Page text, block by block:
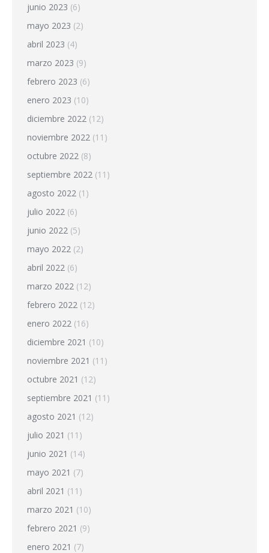
junio 2023 (6)
mayo 2023 (2)
abril 2023 (4)
marzo 2023 (9)
febrero 2023 (6)
enero 2023 (10)
diciembre 2022 (12)
noviembre 2022 (11)
octubre 2022 (8)
septiembre 2022 (11)
agosto 2022 (1)
julio 2022 (6)
junio 2022 (5)
mayo 2022 (2)
abril 2022 (6)
marzo 2022 (12)
febrero 2022 (12)
enero 2022 (16)
diciembre 2021 (10)
noviembre 2021 (11)
octubre 2021 (12)
septiembre 2021 (11)
agosto 2021 (12)
julio 2021 (11)
junio 2021 (14)
mayo 2021 (7)
abril 2021 (11)
marzo 2021 (10)
febrero 2021 (9)
enero 2021 (7)